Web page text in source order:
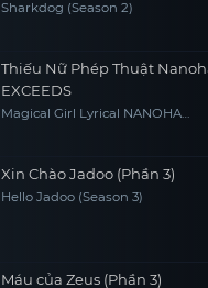
Sharkdog (Season 2)
Thiếu Nữ Phép Thuật
EXCEEDS
Magical Girl Lyrical NANOHA
Xin Chào Jadoo (Phần 3)
Hello Jadoo (Season 3)
Máu của Zeus (Phần 3)